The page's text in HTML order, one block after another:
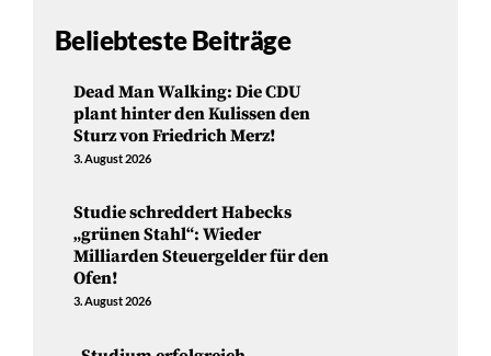
Beliebteste Beiträge
Dead Man Walking: Die CDU
plant hinter den Kulissen den
Sturz von Friedrich Merz!
3. August 2026
Studie schreddert Habecks
„grünen Stahl“: Wieder
Milliarden Steuergelder für den
Ofen!
3. August 2026